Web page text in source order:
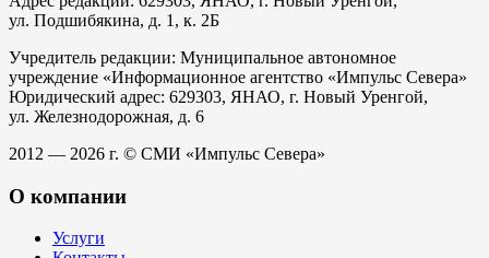
ул. Подшибякина, д. 1, к. 2Б
Учредитель редакции: Муниципальное автономное
учреждение «Информационное агентство «Импульс Севера»
Юридический адрес: 629303, ЯНАО, г. Новый Уренгой,
ул. Железнодорожная, д. 6
2012 — 2026 г. © СМИ «Импульс Севера»
О компании
Услуги